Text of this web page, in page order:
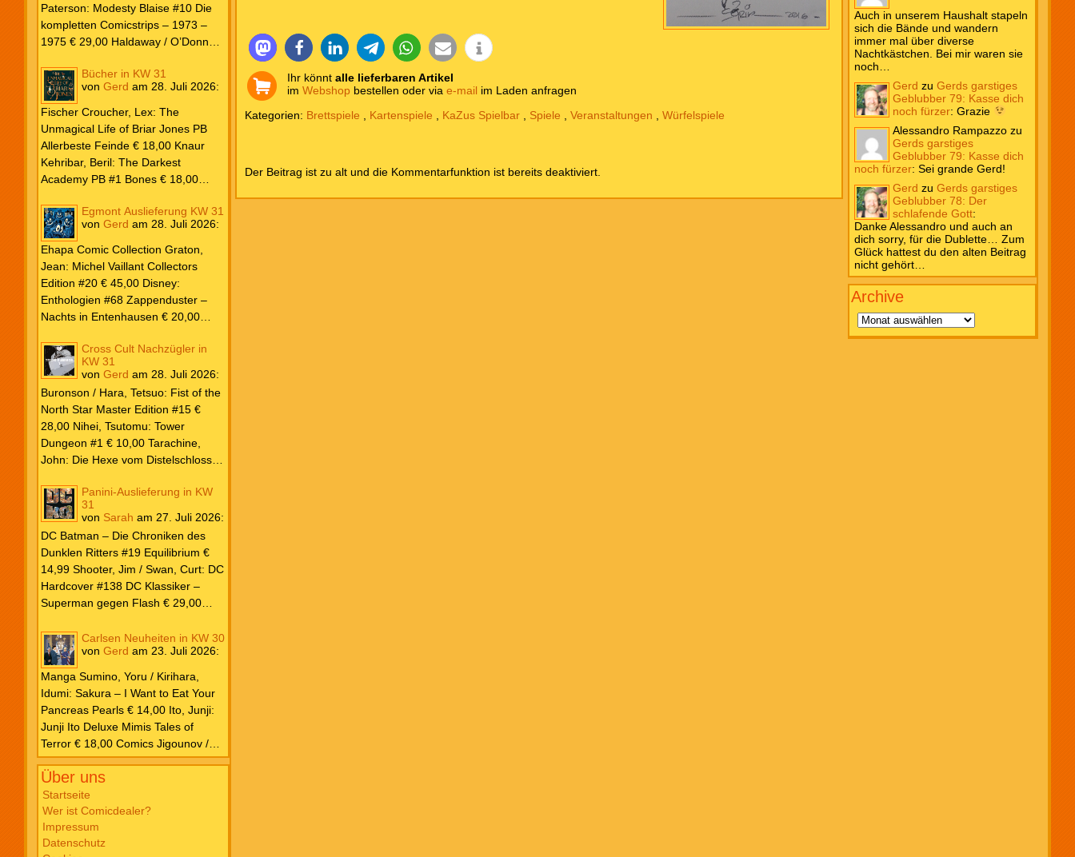
Paterson: Modesty Blaise #10 Die
kompletten Comicstrips – 1973 –
1975 € 29,00 Haldaway / O’Donnell
kompletten Comicstrips – 1972 –
1973 € 29,00 Knesebeck Hendrix,
John: Die Weltenerschaffer Die
fantastische Freundschaft von C.S.
Lewis & J.R.R. Tolkien € 30,00
Weissblech Luba Wolfsschwanz #22
€ 4,90 Horror Schocker #81 € 4,90
Bücher in KW 31
von Gerd am 28. Juli 2026:
Fischer Croucher, Lex: The
Unmagical Life of Briar Jones PB
Allerbeste Feinde € 18,00 Knaur
Kehribar, Beril: The Darkest
Academy PB #1 Bones € 18,00
Trilogie PB #3 To Spark a Fae War €
18,00 Bramble Hardcover Priest: Lie
Huo Jiao Chou HC #1 Drowning
Sorrows in Raging Fire € 25,00
Carlsen Davon, Isla: Blackened
Blade PB #3 Of Blackened Blood €
18,00
Egmont Auslieferung KW 31
von Gerd am 28. Juli 2026:
Ehapa Comic Collection Graton,
Jean: Michel Vaillant Collectors
Edition #20 € 45,00 Disney:
Enthologien #68 Zappenduster –
Nachts in Entenhausen € 20,00
Vagabond Master Edition #12 €
24,00 Inagaki / Murata: Eyeshield
Fujimoto: Chainsaw Man #22 € 8,50
Aoyama: Detektiv Conan #108 €
8,00 Eichinger, Daniel: Oventroja
(Fortsetzung von Jovantore) €
22,00 Iwatobi: Herr Unsichtbar und
seine zukünftige Frau #3 € 14,00
Cross Cult Nachzügler in
KW 31
von Gerd am 28. Juli 2026:
Buronson / Hara, Tetsuo: Fist of the
North Star Master Edition #15 €
28,00 Nihei, Tsutomu: Tower
Dungeon #1 € 10,00 Tarachine,
John: Die Hexe vom Distelschloss
Panini-Auslieferung in KW
31
von Sarah am 27. Juli 2026:
DC Batman – Die Chroniken des
Dunklen Ritters #19 Equilibrium €
14,99 Shooter, Jim / Swan, Curt: DC
Hardcover #138 DC Klassiker –
Superman gegen Flash € 29,00
Poison Ivy #7 Kampf € 22,00
Kennedy Johnson, Phillip /
Godlewski, Scott: Superman – Das
Buch von El € 20,00 Millar, Mark /
Porter, Howard: DC Must Have #12
Justice League – Der Turm zu Babel
€ 35,00 Snyder, Scott / Williams,
Joshua / Fernandez, Javi: DC K.O.
#1 € 5,99 O’Neil, Dennis / Adams,
Joker ist zurück! € 6,99 Justice
League Unlimited #10 € 5,99 Marvel
Parker, Ethan S. / Bazaldua, Jan:
Marvel Zombies 2026 – Splatter-
Carlsen Neuheiten in KW 30
von Gerd am 23. Juli 2026:
Manga Sumino, Yoru / Kirihara,
Idumi: Sakura – I Want to Eat Your
Pancreas Pearls € 14,00 Ito, Junji:
Junji Ito Deluxe Mimis Tales of
Terror € 18,00 Comics Jigounov /
Sente: Dreizehn XIII #30 So Help
Me God! € 12,00 Ibañez: Clever &
Smart Sonderband #29 Nimm das,
Napoleon! € 12,00 Schulz: Peanuts
für Kids #7 Kleine Decke, großes
Abenteuer € 16,00 Takano, Hisa:
Über uns
Startseite
Wer ist Comicdealer?
Impressum
Datenschutz
Ihr könntalle lieferbaren Artikel
imWebshop bestellen oder viae-mail im Laden anfragen
Kategorien: Brettspiele Kartenspiele KaZus Spielbar Spiele ,Veranstaltungen ,Würfelspiele
Der Beitrag ist zu alt und die Kommentarfunktion ist bereits deaktiviert.
Auch in unserem Haushalt stapeln
sich die Bände und wandern
immer mal über diverse
Nachtkästchen. Bei mir waren sie
noch…
Gerd zuGerds garstiges
Geblubber 79: Kasse dich
noch fürzer:Grazie
Alessandro Rampazzo zu
Gerds garstiges
Geblubber 79: Kasse dich
noch fürzer:Sei grande Gerd!
Gerd zuGerds garstiges
Geblubber 78: Der
schlafende Gott:
Danke Alessandro und auch an
dich sorry, für die Dublette… Zum
Glück hattest du den alten Beitrag
nicht gehört…
Archive